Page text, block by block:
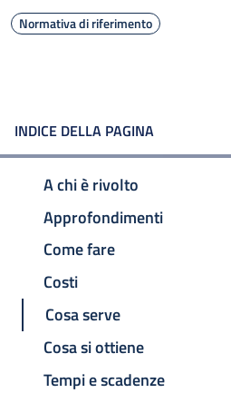
Normativa di riferimento
INDICE DELLA PAGINA
A chi è rivolto
Approfondimenti
Come fare
Costi
Cosa serve
Cosa si ottiene
Tempi e scadenze